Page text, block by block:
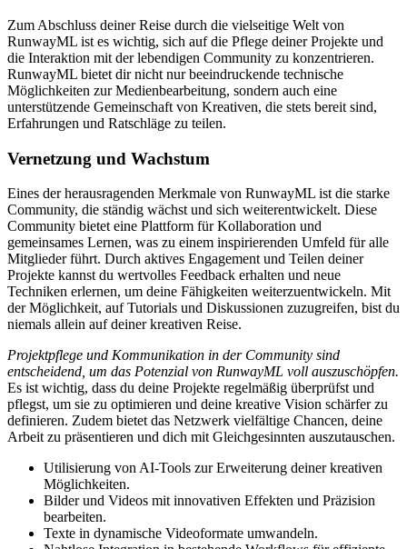
Zum Abschluss deiner Reise durch die vielseitige Welt von
RunwayML ist es wichtig, sich auf die Pflege deiner Projekte und
die Interaktion mit der lebendigen Community zu konzentrieren.
RunwayML bietet dir nicht nur beeindruckende technische
Möglichkeiten zur Medienbearbeitung, sondern auch eine
unterstützende Gemeinschaft von Kreativen, die stets bereit sind,
Erfahrungen und Ratschläge zu teilen.
Vernetzung und Wachstum
Eines der herausragenden Merkmale von RunwayML ist die starke
Community, die ständig wächst und sich weiterentwickelt. Diese
Community bietet eine Plattform für Kollaboration und
gemeinsames Lernen, was zu einem inspirierenden Umfeld für alle
Mitglieder führt. Durch aktives Engagement und Teilen deiner
Projekte kannst du wertvolles Feedback erhalten und neue
Techniken erlernen, um deine Fähigkeiten weiterzuentwickeln. Mit
der Möglichkeit, auf Tutorials und Diskussionen zuzugreifen, bist du
niemals allein auf deiner kreativen Reise.
Projektpflege und Kommunikation in der Community sind
entscheidend, um das Potenzial von RunwayML voll auszuschöpfen.
Es ist wichtig, dass du deine Projekte regelmäßig überprüfst und
pflegst, um sie zu optimieren und deine kreative Vision schärfer zu
definieren. Zudem bietet das Netzwerk vielfältige Chancen, deine
Arbeit zu präsentieren und dich mit Gleichgesinnten auszutauschen.
Utilisierung von AI-Tools zur Erweiterung deiner kreativen
Möglichkeiten.
Bilder und Videos mit innovativen Effekten und Präzision
bearbeiten.
Texte in dynamische Videoformate umwandeln.